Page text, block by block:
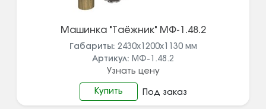
Машинка "Таёжник" МФ-1.48.2
Габариты: 2430x1200x1130 мм
Артикул: МФ-1.48.2
Узнать цену
Купить Под заказ